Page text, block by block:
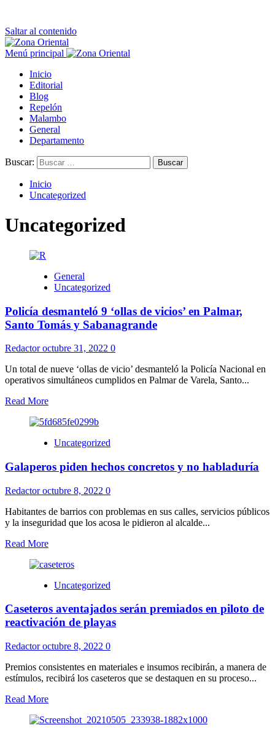
Saltar al contenido
Menú principal
Inicio
Editorial
Blog
Repelón
Malambo
General
Departamento
Buscar:
Inicio
Uncategorized
Uncategorized
General
Uncategorized
Policía desmanteló 9 ‘ollas de vicios’ en Palmar,
Santo Tomás y Sabanagrande
Redactoroctubre 31, 2022 0
Un total de nueve ‘ollas de vicio’ desmanteló la Policía Nacional en
operativos simultáneos cumplidos en Palmar de Varela, Santo...
Read More
Uncategorized
Galaperos piden hechos concretos y no habladuría
Redactoroctubre 8, 2022 0
Habitantes de barrios con problemas en sus calles, servicios públicos
y la inseguridad que los acosa le pidieron al alcalde...
Read More
Uncategorized
Caseteros aventajados serán premiados en piloto de
reactivación de playas
Redactoroctubre 8, 2022 0
Premios consistentes en materiales e insumos recibirán, a manera de
estímulos, recibirá los caseteros que se destaquen en su proceso...
Read More